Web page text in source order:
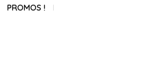
PROMOS !